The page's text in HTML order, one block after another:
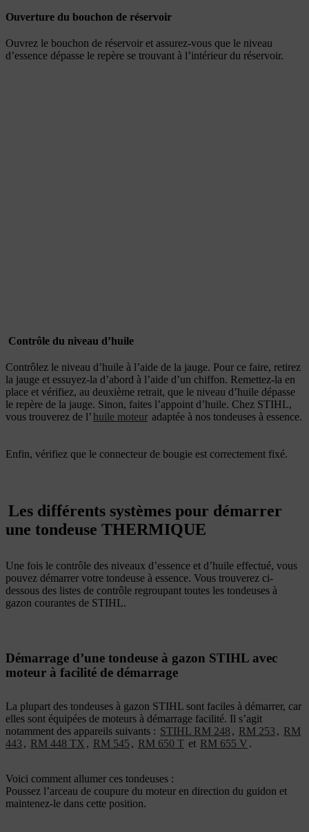
Ouverture du bouchon de réservoir
Ouvrez le bouchon de réservoir et assurez-vous que le niveau
d’essence dépasse le repère se trouvant à l’intérieur du réservoir.
Contrôle du niveau d’huile
Contrôlez le niveau d’huile à l’aide de la jauge. Pour ce faire, retirez
la jauge et essuyez-la d’abord à l’aide d’un chiffon. Remettez-la en
place et vérifiez, au deuxième retrait, que le niveau d’huile dépasse
le repère de la jauge. Sinon, faites l’appoint d’huile. Chez STIHL,
vous trouverez de l’huile moteur adaptée à nos tondeuses à essence.
Enfin, vérifiez que le connecteur de bougie est correctement fixé.
Les différents systèmes pour démarrer
une tondeuse THERMIQUE
Une fois le contrôle des niveaux d’essence et d’huile effectué, vous
pouvez démarrer votre tondeuse à essence. Vous trouverez ci-
dessous des listes de contrôle regroupant toutes les tondeuses à
gazon courantes de STIHL.
Démarrage d’une tondeuse à gazon STIHL avec
moteur à facilité de démarrage
La plupart des tondeuses à gazon STIHL sont faciles à démarrer, car
elles sont équipées de moteurs à démarrage facilité. Il s’agit
notamment des appareils suivants : STIHL RM 248 , RM 253 , RM
443 , RM 448 TX , RM 545 , RM 650 T et RM 655 V .
Voici comment allumer ces tondeuses :
Poussez l’arceau de coupure du moteur en direction du guidon et
maintenez-le dans cette position.